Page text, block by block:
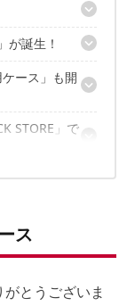
が誕生！
として
ース」も開
STORE」で
ス
とうございま